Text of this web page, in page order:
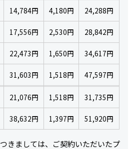
14,784円 4,180円 24,288円
17,556円 2,530円 28,842円
22,473円 1,650円 34,617円
31,603円 1,518円 47,597円
21,076円 1,518円 31,735円
38,632円 1,397円 51,920円
きましては、ご契約いただいたプ